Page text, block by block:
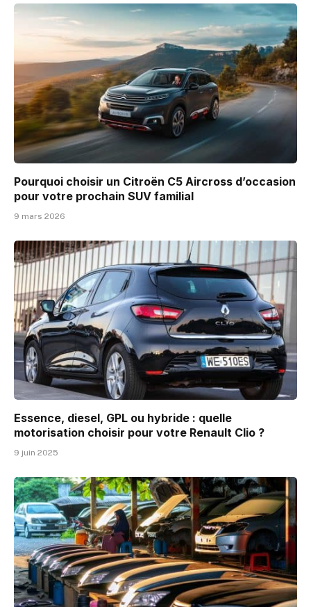
Pourquoi choisir un Citroën C5 Aircross d’occasion
pour votre prochain SUV familial
9 mars 2026
Essence, diesel, GPL ou hybride : quelle
motorisation choisir pour votre Renault Clio ?
9 juin 2025